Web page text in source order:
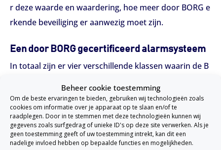
Beheer cookie toestemming
Om de beste ervaringen te bieden, gebruiken wij technologieën zoals
cookies om informatie over je apparaat op te slaan en/of te
raadplegen. Door in te stemmen met deze technologieën kunnen wij
gegevens zoals surfgedrag of unieke ID's op deze site verwerken. Als je
geen toestemming geeft of uw toestemming intrekt, kan dit een
nadelige invloed hebben op bepaalde functies en mogelijkheden.
r deze waarde en waardering, hoe meer door BORG e
rkende beveiliging er aanwezig moet zijn.
Een door BORG gecertificeerd alarmsysteem
In totaal zijn er vier verschillende klassen waarin de B
Borgklasse 1
Borgklasse 2
Borgklasse 3
Borgklasse 4